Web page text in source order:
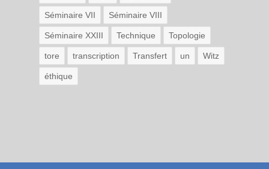
Séminaire VII Séminaire VIII
Séminaire XXIII Technique Topologie
tore transcription Transfert un Witz
éthique